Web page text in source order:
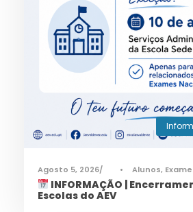
Agosto 5, 2026 • Alunos,
INFORMAÇÃO |
Escolas do AEV